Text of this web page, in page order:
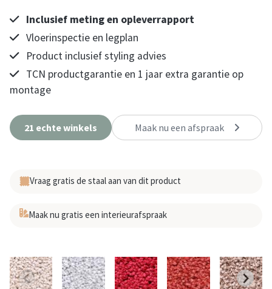
Inclusief meting en opleverrapport
Vloerinspectie en legplan
Product inclusief styling advies
TCN productgarantie en 1 jaar extra garantie op
montage
21 echte winkels Maak nu een afspraak
Vraag gratis de staal aan van dit product
Maak nu gratis een interieurafspraak